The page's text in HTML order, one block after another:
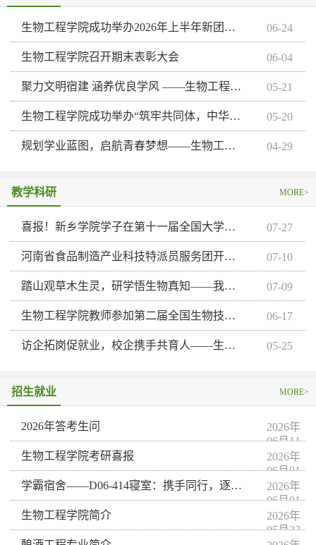
生物工程学院成功举办2026年上半年新团员入团仪式 06-24
生物工程学院召开期末表彰大会 06-04
聚力文明宿建 涵养优良学风 ——生物工程学院成功举办“最美宿舍”评比活动 05-21
生物工程学院成功举办“筑牢共同体，中华一家亲”​主题演讲暨征文比赛 05-20
规划学业蓝图，启航青春梦想​——生物工程学院成功举办第二届学生学业规划大赛 04-29
教学科研 MORE>
喜报！新乡学院学子在第十一届全国大学生生命科学竞赛（科学探究类）中斩获7项国家级奖项 07-27
河南省食品制造产业科技特派员服务团开展科技服务活动 07-10
踏山观草木生灵，研学悟生物真知​——我院生物技术专业《普通生物学野外实习》课程圆满完成 07-09
生物工程学院教师参加第二届全国生物技术与食品加工创新大会并作学术报告 06-17
访企拓岗促就业，校企携手共育人——生物工程学院赴京派全麦粮油公司开展访企拓岗活动 05-25
招生就业 MORE>
2026年答考生问
2026年
06月11
日
生物工程学院考研喜报
2026年
06月01
日
学霸宿舍——D06-414寝室：携手同行，逐梦前行
2026年
06月01
日
生物工程学院简介
2026年
05月23